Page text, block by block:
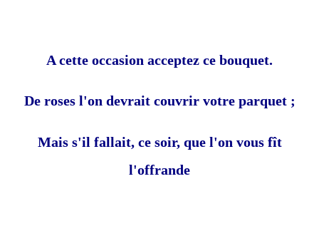
A cette occasion acceptez ce bouquet.
De roses l'on devrait couvrir votre parquet ;
Mais s'il fallait, ce soir, que l'on vous fît
l'offrande